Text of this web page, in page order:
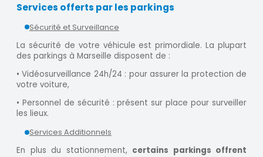
Services offerts par les parkings
Sécurité et Surveillance
La sécurité de votre véhicule est primordiale. La plupart
des parkings à Marseille disposent de :
• Vidéosurveillance 24h/24 : pour assurer la protection de
votre voiture,
• Personnel de sécurité : présent sur place pour surveiller
les lieux.
Services Additionnels
En plus du stationnement, certains parkings offrent